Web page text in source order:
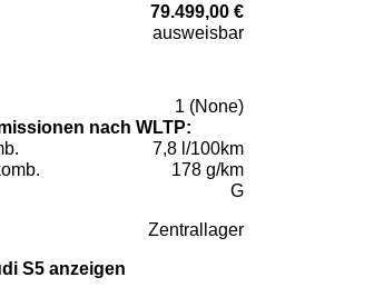
79.499,00 €
ausweisbar
1 (None)
nach WLTP:
7,8 l/100km
178 g/km
G
Zentrallager
S5 anzeigen